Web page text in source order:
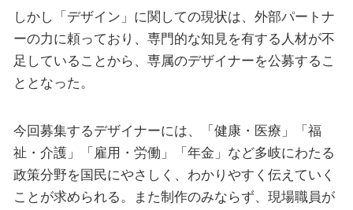
しかし「デザイン」に関しての現状は、外部パートナ
ーの力に頼っており、専門的な知見を有する人材が不
足していることから、専属のデザイナーを公募するこ
ととなった。
今回募集するデザイナーには、「健康・医療」「福
祉・介護」「雇用・労働」「年金」など多岐にわたる
政策分野を国民にやさしく、わかりやすく伝えていく
ことが求められる。また制作のみならず、現場職員が